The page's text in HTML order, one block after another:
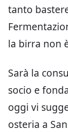
tanto
la birra non
Sarà la
socio e
oggi vi
osteria a